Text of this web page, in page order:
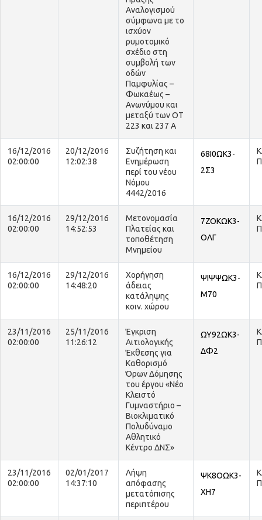
Αναλογισμού
σύμφωνα με το
ισχύον
ρυμοτομικό
σχέδιο στη
συμβολή των
οδών
Παμφυλίας –
Φωκαέως –
Ανωνύμου και
μεταξύ των ΟΤ
223 και 237 Α
16/12/2016
02:00:00
20/12/2016
12:02:38
Συζήτηση και
Ενημέρωση
περί του νέου
Νόμου
4442/2016
68Ι0ΩΚ3-
2Σ3
16/12/2016
02:00:00
29/12/2016
14:52:53
Μετονομασία
Πλατείας και
τοποθέτηση
Μνημείου
7ΖΟΚΩΚ3-
ΟΛΓ
16/12/2016
02:00:00
29/12/2016
14:48:20
Χορήγηση
άδειας
κατάληψης
κοιν. χώρου
ΨΙΨΨΩΚ3-
Μ70
23/11/2016
02:00:00
25/11/2016
11:26:12
Έγκριση
Αιτιολογικής
Έκθεσης για
Καθορισμό
Όρων Δόμησης
του έργου «Νέο
Κλειστό
Γυμναστήριο –
Βιοκλιματικό
Πολυδύναμο
Αθλητικό
Κέντρο ΔΝΣ»
ΩΥ92ΩΚ3-
ΔΦ2
23/11/2016
02:00:00
02/01/2017
14:37:10
Λήψη
απόφασης
μετατόπισης
περιπτέρου
ΨΚ8ΟΩΚ3-
ΧΗ7